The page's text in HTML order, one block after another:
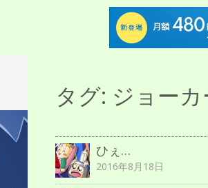
場
タグ: ジョーカ
ひぇ…
2016年8月18日